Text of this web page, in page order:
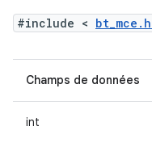
#include < bt_mce.h
Champs de données
int